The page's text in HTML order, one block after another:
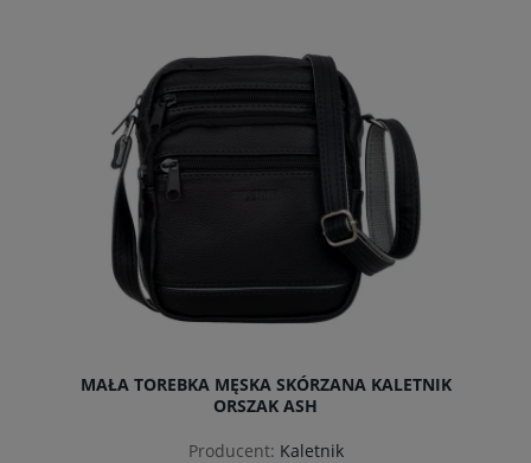
MAŁA TOREBKA MĘSKA SKÓRZANA KALETNIK
ORSZAK ASH
Producent: Kaletnik